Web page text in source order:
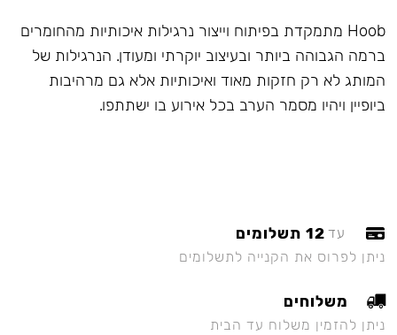
Hoob מתמקדת בפיתוח וייצור נרגילות איכותיות מהחומרים
ברמה הגבוהה ביותר ובעיצוב יוקרתי ומעודן. הנרגילות של
המותג לא רק חזקות מאוד ואיכותיות אלא גם מרהיבות
ביופיין ויהיו מסמר הערב בכל אירוע בו ישתתפו.
עד 12 תשלומים
ניתן לפרוס את הקנייה לתשלומים
משלוחים
ניתן להזמין משלוח עד הבית